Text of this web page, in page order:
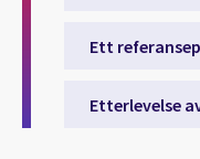
Ett
Etterlevelse